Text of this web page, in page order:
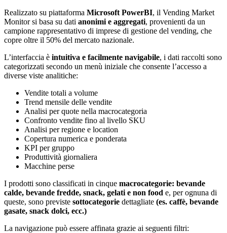
Realizzato su piattaforma Microsoft PowerBI, il Vending Market
Monitor si basa su dati anonimi e aggregati, provenienti da un
campione rappresentativo di imprese di gestione del vending, che
copre oltre il 50% del mercato nazionale.
L’interfaccia è intuitiva e facilmente navigabile, i dati raccolti sono
categorizzati secondo un menù iniziale che consente l’accesso a
diverse viste analitiche:
Vendite totali a volume
Trend mensile delle vendite
Analisi per quote nella macrocategoria
Confronto vendite fino al livello SKU
Analisi per regione e location
Copertura numerica e ponderata
KPI per gruppo
Produttività giornaliera
Macchine perse
I prodotti sono classificati in cinque macrocategorie: bevande
calde, bevande fredde, snack, gelati e non food e, per ognuna di
queste, sono previste sottocategorie dettagliate (es. caffè, bevande
gasate, snack dolci, ecc.)
La navigazione può essere affinata grazie ai seguenti filtri: